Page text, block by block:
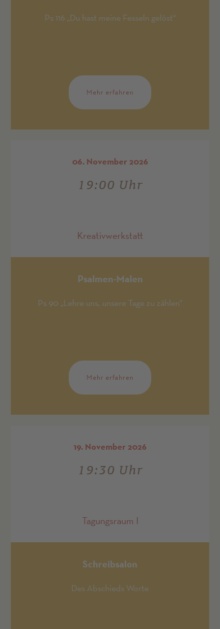
Ps 116 „Du hast meine Fesseln gelöst“
Mehr erfahren
06. November 2026
19:00 Uhr
Kreativwerkstatt
Psalmen-Malen
Ps 90 „Lehre uns, unsere Tage zu zählen“
Mehr erfahren
19. November 2026
19:30 Uhr
Tagungsraum I
Schreibsalon
Des Abschieds Worte